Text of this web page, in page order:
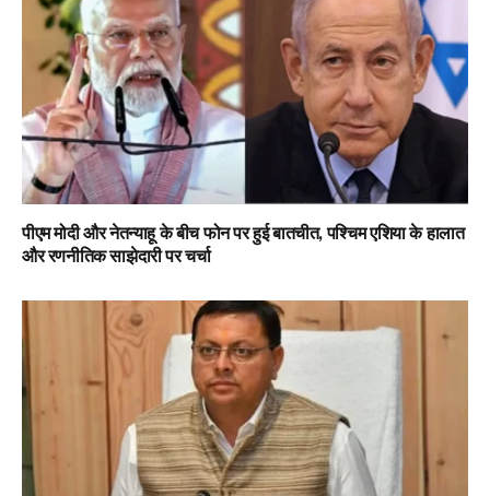
पीएम मोदी और नेतन्याहू के बीच फोन पर हुई बातचीत, पश्चिम एशिया के हालात
और रणनीतिक साझेदारी पर चर्चा